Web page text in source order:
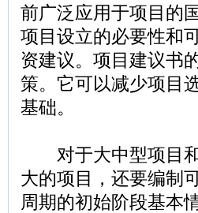
前广泛应用于项目的
项目设立的必要性和
资建议。项目建议书
策。它可以减少项目
基础。
对于大中型项目和
大的项目，还要编制
周期的初始阶段基本